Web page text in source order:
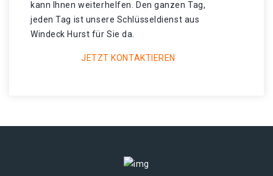
kann Ihnen weiterhelfen. Den ganzen Tag,
jeden Tag ist unsere Schlüsseldienst aus
Windeck Hurst für Sie da.
JETZT KONTAKTIEREN